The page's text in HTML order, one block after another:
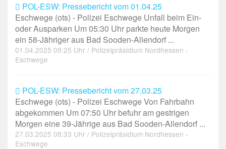
POL-ESW: Pressebericht vom 01.04.25
Eschwege (ots) - Polizei Eschwege Unfall beim Ein-
oder Ausparken Um 05:30 Uhr parkte heute Morgen
ein 58-Jähriger aus Bad Sooden-Allendorf ...
01.04.2025 09:25 Uhr / Polizeipräsidium Nordhessen -
Eschwege
POL-ESW: Pressebericht vom 27.03.25
Eschwege (ots) - Polizei Eschwege Von Fahrbahn
abgekommen Um 07:50 Uhr befuhr am gestrigen
Morgen eine 39-Jährige aus Bad Sooden-Allendorf ...
27.03.2025 08:33 Uhr / Polizeipräsidium Nordhessen -
Eschwege